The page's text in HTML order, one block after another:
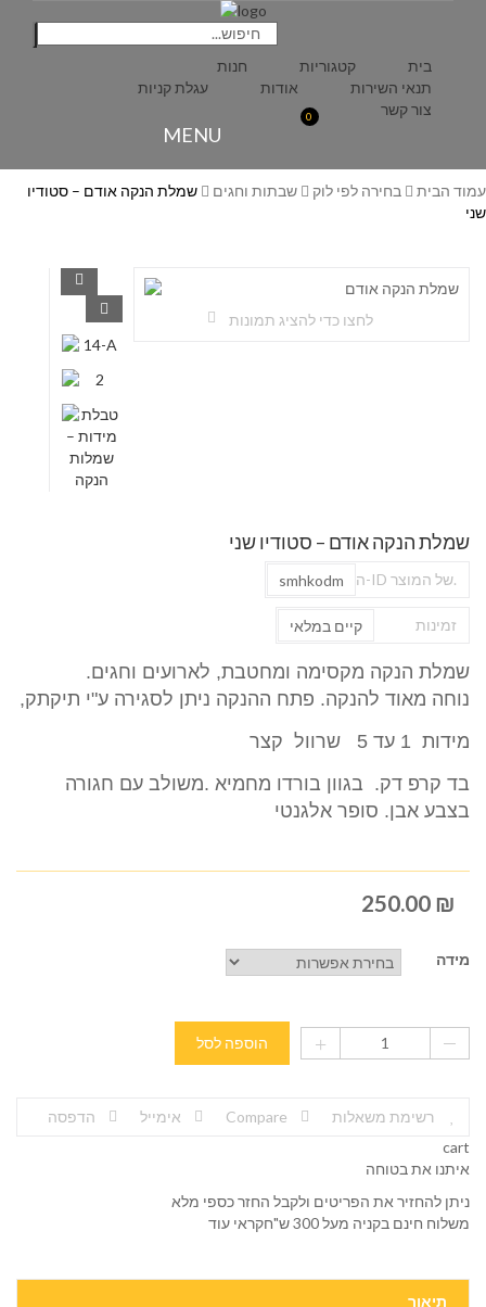
בית קטגוריות
חנות
תנאי השירות
אודות
עגלת קניות
צור קשר
MENU
0
עמוד הבית בחירה לפי לוק שבתות וחגים
שמלת הנקה אודם – סטודיו
שני
לחצו כדי להציג תמונות
שמלת הנקה אודם – סטודיו שני
ה-ID של המוצר. smhkodm
זמינות קיים במלאי
שמלת הנקה מקסימה ומחטבת, לארועים וחגים.
נוחה מאוד להנקה. פתח ההנקה ניתן לסגירה ע"י תיקתק,
מידות 1 עד 5 שרוול קצר
בד קרפ דק. בגוון בורדו מחמיא .משולב עם חגורה
בצבע אבן. סופר אלגנטי
250.00 ₪
מידה
הוספה לסל
רשימת משאלות Compare אימייל
הדפסה
cart
איתנו את בטוחה
ניתן להחזיר את הפריטים ולקבל החזר כספי מלא
משלוח חינם בקניה מעל 300 ש"חקראי עוד
תיאור